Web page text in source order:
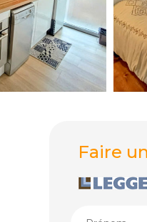
Faire